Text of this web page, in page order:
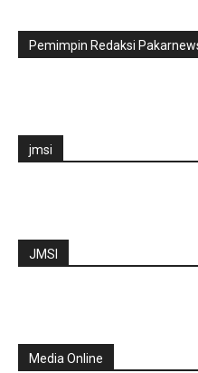
Pemimpin Redaksi
jmsi
JMSI
Media Online